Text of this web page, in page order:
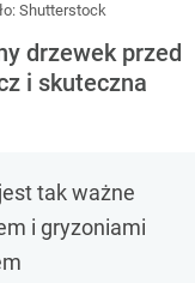
Shutterstock
drzewek przed
i skuteczna
tak ważne
i gryzoniami